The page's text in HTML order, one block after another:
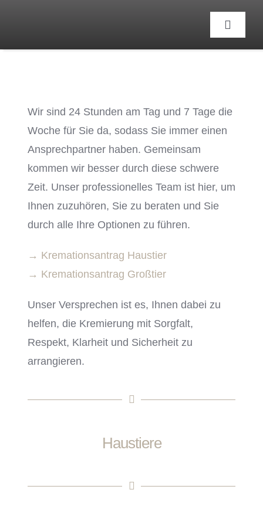
springen
Toggle
Wir sind 24 Stunden am Tag und 7 Tage die
Woche für Sie da, sodass Sie immer einen
Ansprechpartner haben. Gemeinsam
kommen wir besser durch diese schwere
Zeit. Unser professionelles Team ist hier, um
Ihnen zuzuhören, Sie zu beraten und Sie
durch alle Ihre Optionen zu führen.
→ Kremationsantrag Haustier
→ Kremationsantrag Großtier
Unser Versprechen ist es, Ihnen dabei zu
helfen, die Kremierung mit Sorgfalt,
Respekt, Klarheit und Sicherheit zu
arrangieren.
Haustiere